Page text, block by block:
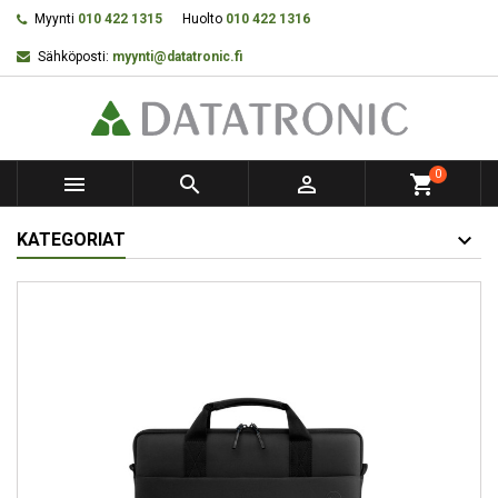
Myynti 010 422 1315 Huolto 010 422 1316
Sähköposti: myynti@datatronic.fi
   shopping_cart0
KATEGORIAT